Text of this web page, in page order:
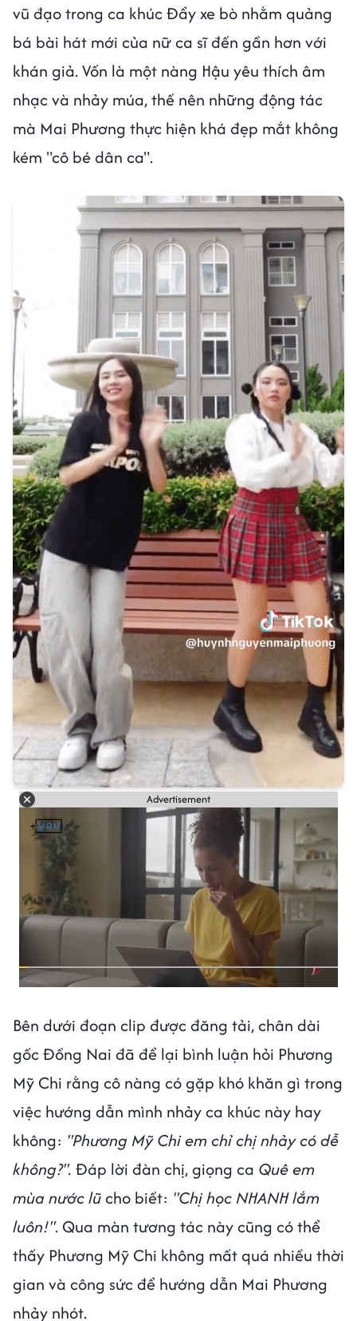
vũ đạo trong ca khúc Đẩy xe bò nhằm quảng
bá bài hát mới của nữ ca sĩ đến gần hơn với
khán giả. Vốn là một nàng Hậu yêu thích âm
nhạc và nhảy múa, thế nên những động tác
mà Mai Phương thực hiện khá đẹp mắt không
kém "cô bé dân ca".
Advertisement
Bên dưới đoạn clip được đăng tải, chân dài
gốc Đồng Nai đã để lại bình luận hỏi Phương
Mỹ Chi rằng cô nàng có gặp khó khăn gì trong
việc hướng dẫn mình nhảy ca khúc này hay
không: "Phương Mỹ Chi em chỉ chị nhảy có dễ
không?". Đáp lời đàn chị, giọng ca Quê em
mùa nước lũcho biết: "Chị học NHANH lắm
luôn!". Qua màn tương tác này cũng có thể
thấy Phương Mỹ Chi không mất quá nhiều thời
gian và công sức để hướng dẫn Mai Phương
nhảy nhót.